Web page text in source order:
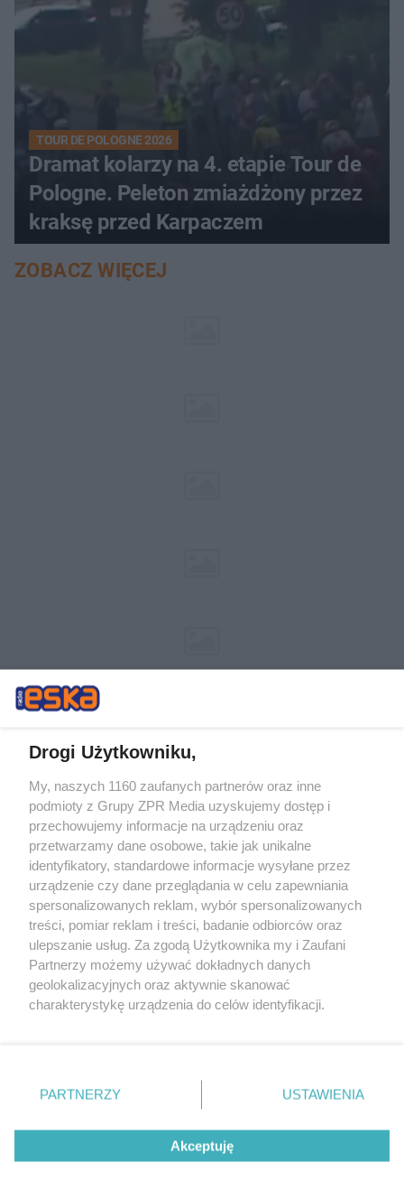
TOUR DE POLOGNE 2026
Dramat kolarzy na 4. etapie Tour de
Pologne. Peleton zmiażdżony przez
kraksę przed Karpaczem
ZOBACZ WIĘCEJ
Żaden utwór zamieszczony w serwisie nie może być powielany i
rozpowszechniany lub dalej rozpowszechniany w jakikolwiek sposób (w
tym także elektroniczny lub mechaniczny) na jakimkolwiek polu
eksploatacji w jakiejkolwiek formie, włącznie z umieszczaniem w
Internecie bez pisemnej zgody właściciela praw. Jakiekolwiek użycie lub
wykorzystanie utworów w całości lub w części z naruszeniem prawa,
tzn. bez właściwej zgody, jest zabronione pod groźbą kary i może być
ścigane prawnie.
© 2026 Grupa ZPR Media
Drogi Użytkowniku,
My, naszych 1160 zaufanych partnerów oraz inne
podmioty z Grupy ZPR Media uzyskujemy dostęp i
przechowujemy informacje na urządzeniu oraz
przetwarzamy dane osobowe, takie jak unikalne
identyfikatory, standardowe informacje wysyłane przez
urządzenie czy dane przeglądania w celu zapewniania
spersonalizowanych reklam, wybór spersonalizowanych
treści, pomiar reklam i treści, badanie odbiorców oraz
ulepszanie usług. Za zgodą Użytkownika my i Zaufani
Partnerzy możemy używać dokładnych danych
geolokalizacyjnych oraz aktywnie skanować
charakterystykę urządzenia do celów identyfikacji.
zmienić/wycofać klikając przycisk ustawień prywatności
znajdujący się w lewym dolnym rogu strony
rodzaje przetwarzania danych nie wymagają zgody
użytkownika, ale masz prawo sprzeciwić się takiemu
przetwarzaniu. Preferencje będą miały zastosowanie tylko
PARTNERZY USTAWIENIA
Akceptuję